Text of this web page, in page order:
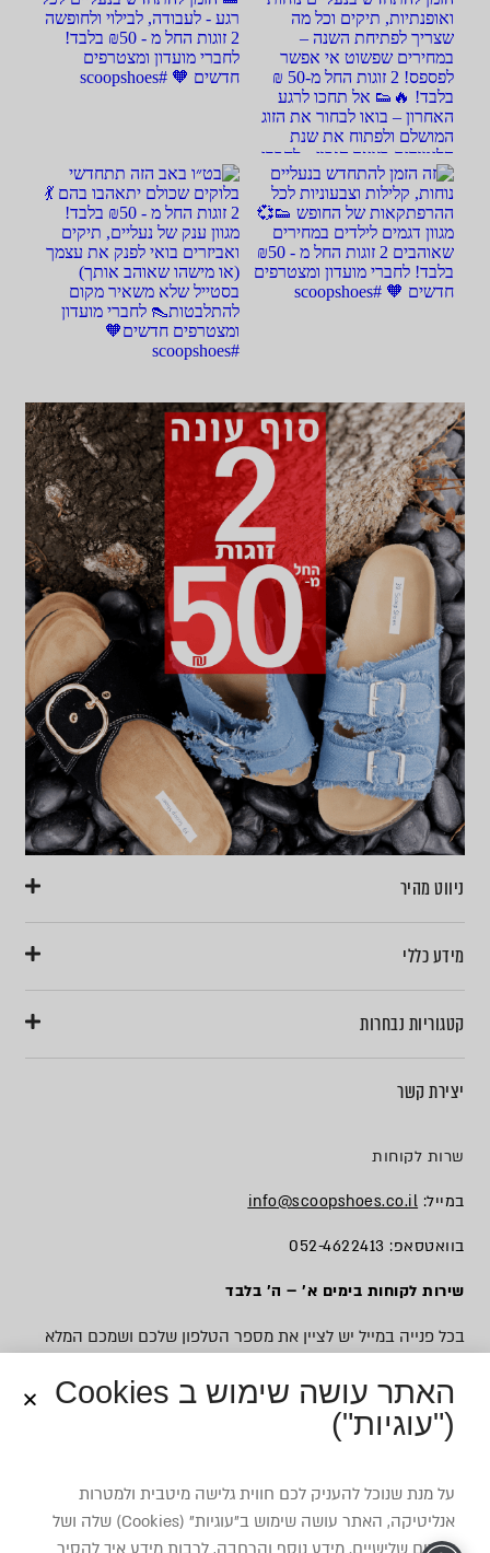
ניווט מהיר
מידע כללי
קטגוריות נבחרות
יצירת קשר
שרות לקוחות
במייל: info@scoopshoes.co.il
בוואטסאפ: 052-4622413
שירות לקוחות בימים א׳ – ה׳ בלבד
בכל פנייה במייל יש לציין את מספר הטלפון שלכם ושמכם המלא
האתר עושה שימוש ב Cookies
("עוגיות")
על מנת שנוכל להעניק לכם חווית גלישה מיטבית ולמטרות
אנליטיקה, האתר עושה שימוש ב”עוגיות” (Cookies) שלה ושל
צדדים שלישיים. מידע נוסף והרחבה, לרבות מידע איך להסיר